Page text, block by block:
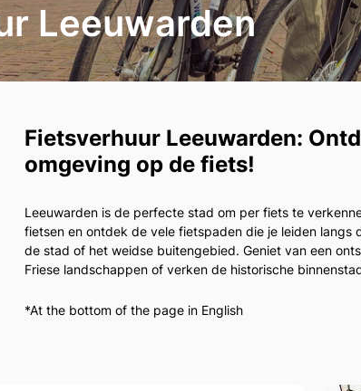
Leeuwarden
Fietsverhuur Leeuwarden:
omgeving op de fiets!
Leeuwarden is de perfecte stad om per fiets te
fietsen en ontdek de vele fietspaden die je leiden
de stad of het weidse buitengebied. Geniet van een
Friese landschappen of verken de historische
*At the bottom of the page in English